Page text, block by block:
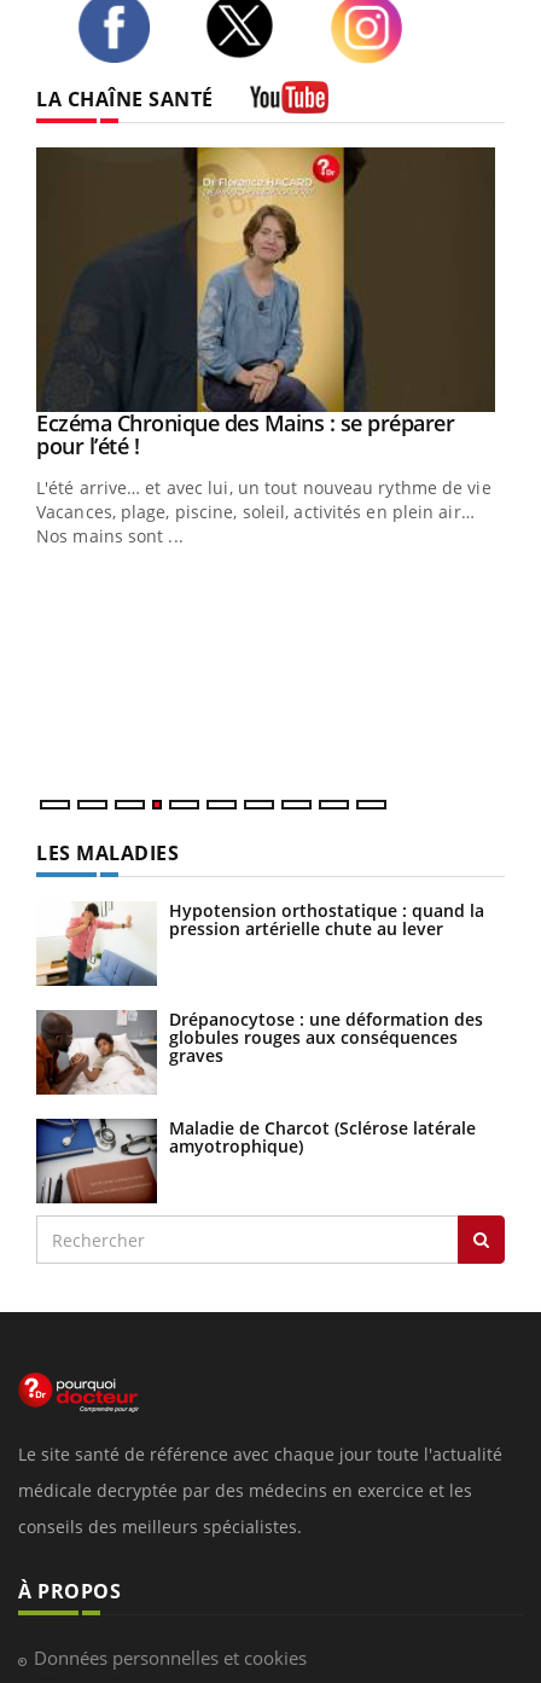
LA CHAÎNE SANTÉ
Youtube
Eczéma Chronique des Mains : se préparer
pour l’été !Youtube
L'été arrive… et avec lui, un tout nouveau rythme de vie !
Vacances, plage, piscine, soleil, activités en plein air…
Nos mains sont ...
LES MALADIES
Hypotension orthostatique : quand la
pression artérielle chute au lever
Drépanocytose : une déformation des
globules rouges aux conséquences
graves
Maladie de Charcot (Sclérose latérale
amyotrophique)
Le site santé de référence avec chaque jour toute l'actualité
médicale decryptée par des médecins en exercice et les
conseils des meilleurs spécialistes.
À PROPOS
Données personnelles et cookies